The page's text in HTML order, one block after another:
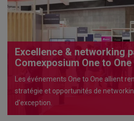
Excellence & networking
Comexposium One to One
Les événements One to One allient
stratégie et opportunités de
d'exception.